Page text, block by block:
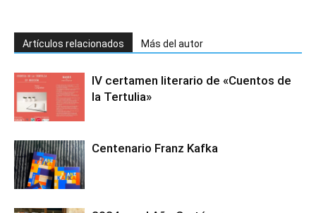
Artículos relacionados Más del autor
IV certamen literario de «Cuentos de
la Tertulia»
Centenario Franz Kafka